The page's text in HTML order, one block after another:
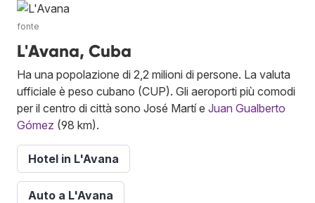
fonte
L'Avana, Cuba
Ha una popolazione di 2,2 milioni di persone. La valuta
ufficiale è peso cubano (CUP). Gli aeroporti più comodi
per il centro di città sono José Martí e Juan Gualberto
Gómez (98 km).
Hotel in L'Avana
Auto a L'Avana